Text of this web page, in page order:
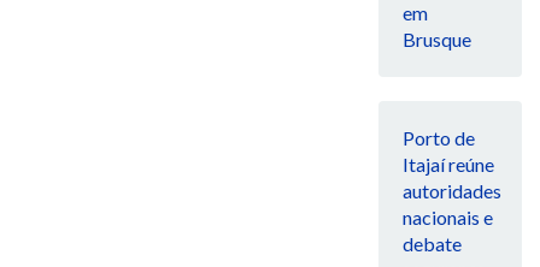
em
Brusque
Porto de
Itajaí reúne
autoridades
nacionais e
debate